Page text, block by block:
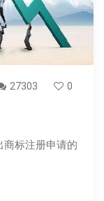
27303 0
标注册申请的